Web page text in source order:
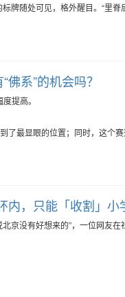
牌随处可见，格外醒目。“里
佛系”的机会吗？
提高。
最显眼的位置；同时，这个
内，只能「收割」小
京没有好想来的”，一位网友在